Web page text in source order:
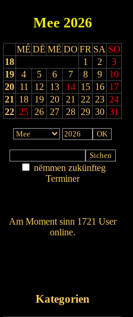
Mee 2026
MÉ DË MË DO FR SA SO
18
1 2
3
19
4 5 6 7 8 9
10
20 11 12 13 14 15 16 17
21
18 19 20 21 22 23 24
22 25 26 27 28 29 30 31
nëmmen zukünfteg
Terminer
Am Moment sinn 1721 User
online.
Kategorien